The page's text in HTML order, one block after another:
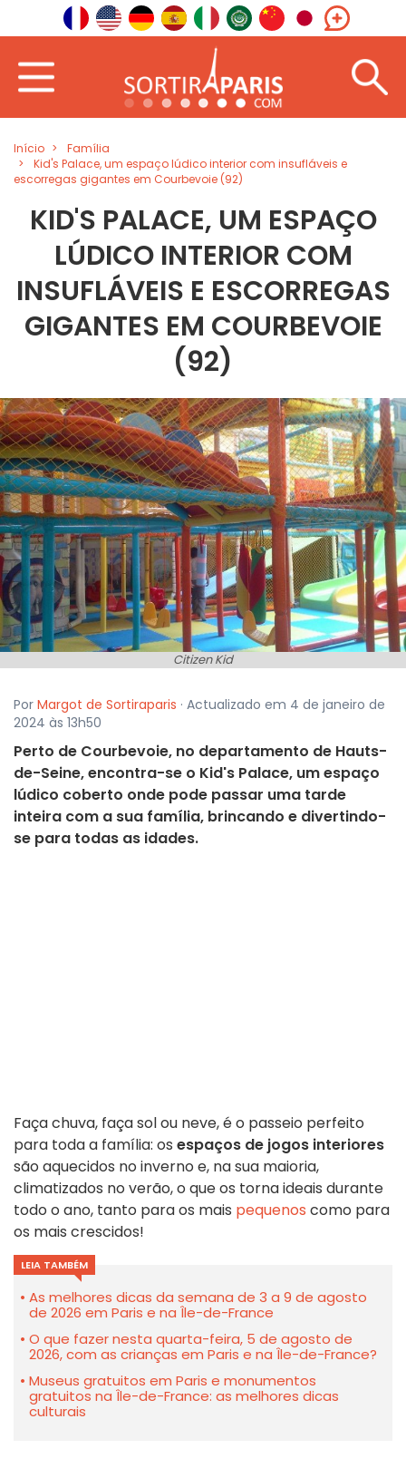
Início
Família
Kid's Palace, um espaço lúdico interior com insufláveis e
escorregas gigantes em Courbevoie (92)
KID'S PALACE, UM ESPAÇO
LÚDICO INTERIOR COM
INSUFLÁVEIS E ESCORREGAS
GIGANTES EM COURBEVOIE
(92)
Citizen Kid
Por Margot de Sortiraparis · Actualizado em 4 de janeiro de
2024 às 13h50
Perto de Courbevoie, no departamento de Hauts-
de-Seine, encontra-se o Kid's Palace, um espaço
lúdico coberto onde pode passar uma tarde
inteira com a sua família, brincando e divertindo-
se para todas as idades.
Faça chuva, faça sol ou neve, é o passeio perfeito
para toda a família: os espaços de jogos interiores
são aquecidos no inverno e, na sua maioria,
climatizados no verão, o que os torna ideais durante
todo o ano, tanto para os mais pequenos como para
os mais crescidos!
LEIA TAMBÉM
As melhores dicas da semana de 3 a 9 de agosto
de 2026 em Paris e na Île-de-France
O que fazer nesta quarta-feira, 5 de agosto de
2026, com as crianças em Paris e na Île-de-France?
Museus gratuitos em Paris e monumentos
gratuitos na Île-de-France: as melhores dicas
culturais